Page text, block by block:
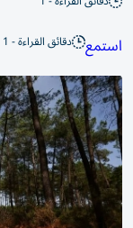
استمع دقائق القراءة - 1